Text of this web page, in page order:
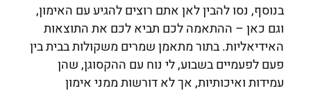
בנוסף, נסו להבין לאן אתם רוצים להגיע עם האימון,
וגם כאן – ההתאמה לכם תביא לכם את התוצאות
האידיאליות. בתור מתאמן שמרים משקולות בבית בין
פעם לפעמיים בשבוע, לי נוח עם ההקסוגן, שהן
עמידות ואיכותיות, אך לא דורשות ממני אימון